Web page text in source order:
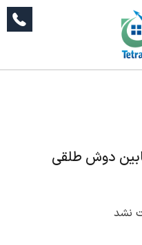
دوش طلقی
نشد